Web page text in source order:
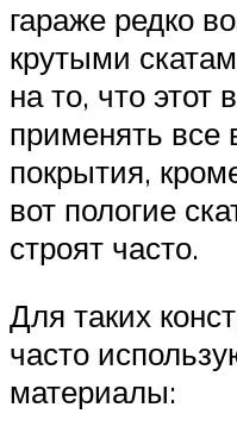
гараже редко
крутыми
на то, что этот
применять все
покрытия,
вот пологие
строят часто.
Для таких
часто
материалы: